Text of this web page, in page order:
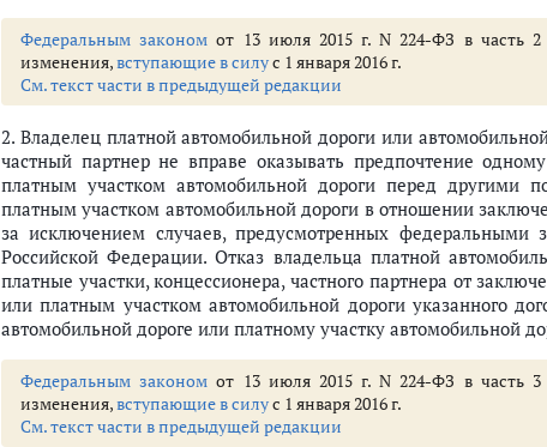
Федеральным законом от 13 июля 2015 г. N 224-ФЗ в часть 2
изменения,вступающие в силус 1 января 2016 г.
См. текст части в предыдущей редакции
2. Владелец платной автомобильной дороги или
частный партнер не вправе оказывать предпочтение
платным участком автомобильной дороги перед другими
платным участком автомобильной дороги в отношении
за исключением случаев, предусмотренных
Российской Федерации. Отказ владельца платной
платные участки, концессионера, частного партнера от
или платным участком автомобильной дороги указанного
автомобильной дороге или платному участку автомобильной
Федеральным законом от 13 июля 2015 г. N 224-ФЗ в часть 3
изменения,вступающие в силус 1 января 2016 г.
См. текст части в предыдущей редакции